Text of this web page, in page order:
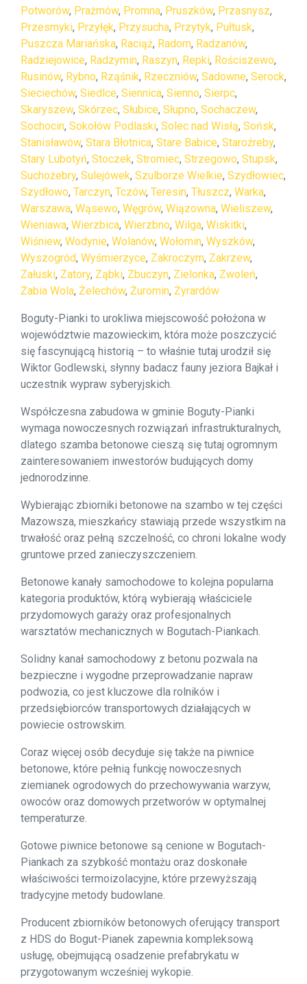
Potworów, Prażmów, Promna, Pruszków, Przasnysz,
Przesmyki, Przyłęk, Przysucha, Przytyk, Pułtusk,
Puszcza Mariańska, Raciąż, Radom, Radzanów,
Radziejowice, Radzymin, Raszyn, Repki, Rościszewo,
Rusinów, Rybno, Rząśnik, Rzeczniów, Sadowne, Serock,
Sieciechów, Siedlce, Siennica, Sienno, Sierpc,
Skaryszew, Skórzec, Słubice, Słupno, Sochaczew,
Sochocin, Sokołów Podlaski, Solec nad Wisłą, Sońsk,
Stanisławów, Stara Błotnica, Stare Babice, Staroźreby,
Stary Lubotyń, Stoczek, Stromiec, Strzegowo, Stupsk,
Suchożebry, Sulejówek, Szulborze Wielkie, Szydłowiec,
Szydłowo, Tarczyn, Tczów, Teresin, Tłuszcz, Warka,
Warszawa, Wąsewo, Węgrów, Wiązowna, Wieliszew,
Wieniawa, Wierzbica, Wierzbno, Wilga, Wiskitki,
Wiśniew, Wodynie, Wolanów, Wołomin, Wyszków,
Wyszogród, Wyśmierzyce, Zakroczym, Zakrzew,
Załuski, Zatory, Ząbki, Zbuczyn, Zielonka, Zwoleń,
Żabia Wola, Żelechów, Żuromin, Żyrardów
Boguty-Pianki to urokliwa miejscowość położona w
województwie mazowieckim, która może poszczycić
się fascynującą historią – to właśnie tutaj urodził się
Wiktor Godlewski, słynny badacz fauny jeziora Bajkał i
uczestnik wypraw syberyjskich.
Współczesna zabudowa w gminie Boguty-Pianki
wymaga nowoczesnych rozwiązań infrastrukturalnych,
dlatego szamba betonowe cieszą się tutaj ogromnym
zainteresowaniem inwestorów budujących domy
jednorodzinne.
Wybierając zbiorniki betonowe na szambo w tej części
Mazowsza, mieszkańcy stawiają przede wszystkim na
trwałość oraz pełną szczelność, co chroni lokalne wody
gruntowe przed zanieczyszczeniem.
Betonowe kanały samochodowe to kolejna popularna
kategoria produktów, którą wybierają właściciele
przydomowych garaży oraz profesjonalnych
warsztatów mechanicznych w Bogutach-Piankach.
Solidny kanał samochodowy z betonu pozwala na
bezpieczne i wygodne przeprowadzanie napraw
podwozia, co jest kluczowe dla rolników i
przedsiębiorców transportowych działających w
powiecie ostrowskim.
Coraz więcej osób decyduje się także na piwnice
betonowe, które pełnią funkcję nowoczesnych
ziemianek ogrodowych do przechowywania warzyw,
owoców oraz domowych przetworów w optymalnej
temperaturze.
Gotowe piwnice betonowe są cenione w Bogutach-
Piankach za szybkość montażu oraz doskonałe
właściwości termoizolacyjne, które przewyższają
tradycyjne metody budowlane.
Producent zbiorników betonowych oferujący transport
z HDS do Bogut-Pianek zapewnia kompleksową
usługę, obejmującą osadzenie prefabrykatu w
przygotowanym wcześniej wykopie.